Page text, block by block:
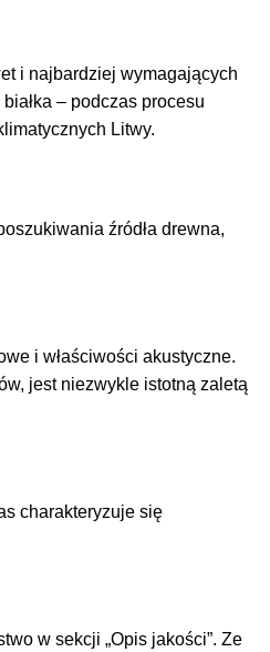
i najbardziej wymagających
– podczas procesu
Litwy.
źródła drewna,
i właściwości akustyczne.
jest niezwykle istotną zaletą
charakteryzuje się
w sekcji „Opis jakości”. Ze